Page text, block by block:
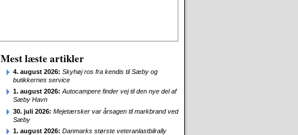
Mest læste artikler
4. august 2026: Skyhøj ros fra kendis til Sæby og
butikkernes service
1. august 2026: Autocampere finder vej til den nye del af
Sæby Havn
30. juli 2026: Mejetærsker var årsagen til markbrand ved
Sæby
1. august 2026: Danmarks største veteranlastbilrally